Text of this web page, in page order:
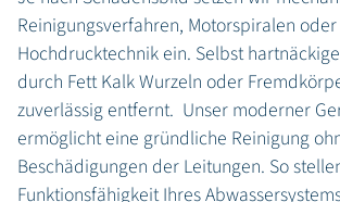
Reinigungsverfahren, Motorspiralen oder
Hochdrucktechnik ein. Selbst
durch Fett Kalk Wurzeln oder
zuverlässig entfernt. Unser moderner
ermöglicht eine gründliche Reinigung
Beschädigungen der Leitungen. So
Funktionsfähigkeit Ihres